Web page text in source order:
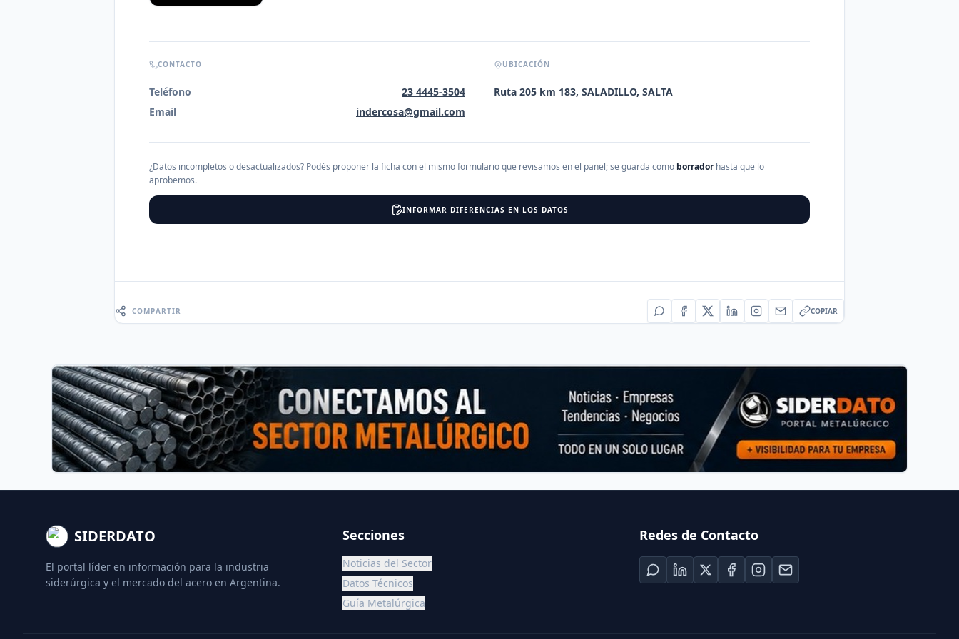
CONTACTO
Teléfono
23 4445-3504
Email
indercosa@gmail.com
UBICACIÓN
Ruta 205 km 183, SALADILLO, SALTA
¿Datos incompletos o desactualizados? Podés proponer la ficha con el mismo formulario que revisamos en el panel; se guarda como borradorhasta que lo
aprobemos.
INFORMAR DIFERENCIAS EN LOS DATOS
COMPARTIR COPIAR
SIDERDATO
El portal líder en información para la industria
siderúrgica y el mercado del acero en Argentina.
Secciones
Noticias del Sector
Datos Técnicos
Guía Metalúrgica
Redes de Contacto